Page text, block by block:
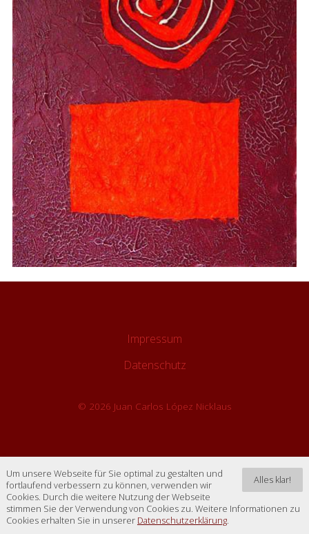
Impressum
Datenschutz
© 2026 Juan Carlos López Nicklaus
Alles klar!
Um unsere Webseite für Sie optimal zu gestalten und
fortlaufend verbessern zu können, verwenden wir
Cookies. Durch die weitere Nutzung der Webseite
stimmen Sie der Verwendung von Cookies zu. Weitere Informationen zu
Cookies erhalten Sie in unserer Datenschutzerklärung.